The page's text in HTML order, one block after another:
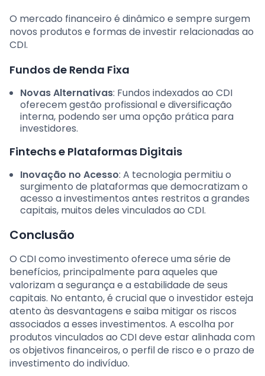
O mercado financeiro é dinâmico e sempre surgem
novos produtos e formas de investir relacionadas ao
CDI.
Fundos de Renda Fixa
Novas Alternativas: Fundos indexados ao CDI
oferecem gestão profissional e diversificação
interna, podendo ser uma opção prática para
investidores.
Fintechs e Plataformas Digitais
Inovação no Acesso: A tecnologia permitiu o
surgimento de plataformas que democratizam o
acesso a investimentos antes restritos a grandes
capitais, muitos deles vinculados ao CDI.
Conclusão
O CDI como investimento oferece uma série de
benefícios, principalmente para aqueles que
valorizam a segurança e a estabilidade de seus
capitais. No entanto, é crucial que o investidor esteja
atento às desvantagens e saiba mitigar os riscos
associados a esses investimentos. A escolha por
produtos vinculados ao CDI deve estar alinhada com
os objetivos financeiros, o perfil de risco e o prazo de
investimento do indivíduo.